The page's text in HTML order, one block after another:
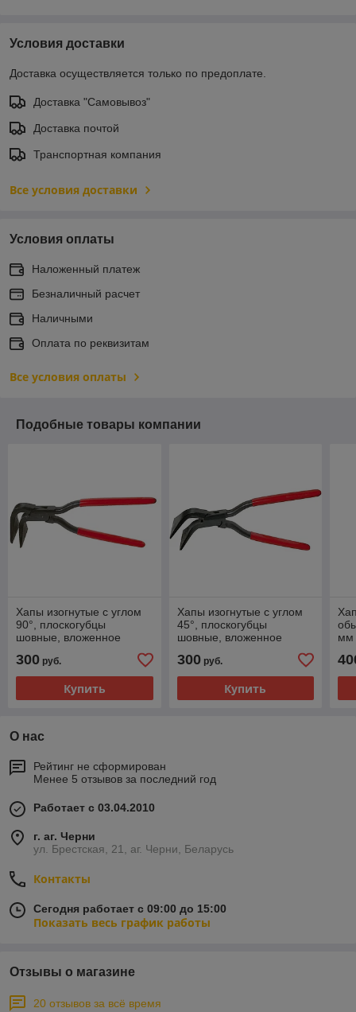
Условия доставки
Доставка осуществляется только по предоплате.
Доставка "Самовывоз"
Доставка почтой
Транспортная компания
Все условия доставки
Условия оплаты
Наложенный платеж
Безналичный расчет
Наличными
Оплата по реквизитам
Все условия оплаты
Подобные товары компании
Хапы изогнутые с углом
90°, плоскогубцы
шовные, вложенное
300 руб.
Купить
Хапы изогнутые с углом
45°, плоскогубцы
шовные, вложенное
300руб.
Купить
мм
О нас
Рейтинг не сформирован
Менее 5 отзывов за последний год
Работает с 03.04.2010
г. аг. Черни
ул. Брестская, 21, аг. Черни, Беларусь
Контакты
Сегодня работает с 09:00 до 15:00
Показать весь график работы
Отзывы о магазине
20 отзывов за всё время